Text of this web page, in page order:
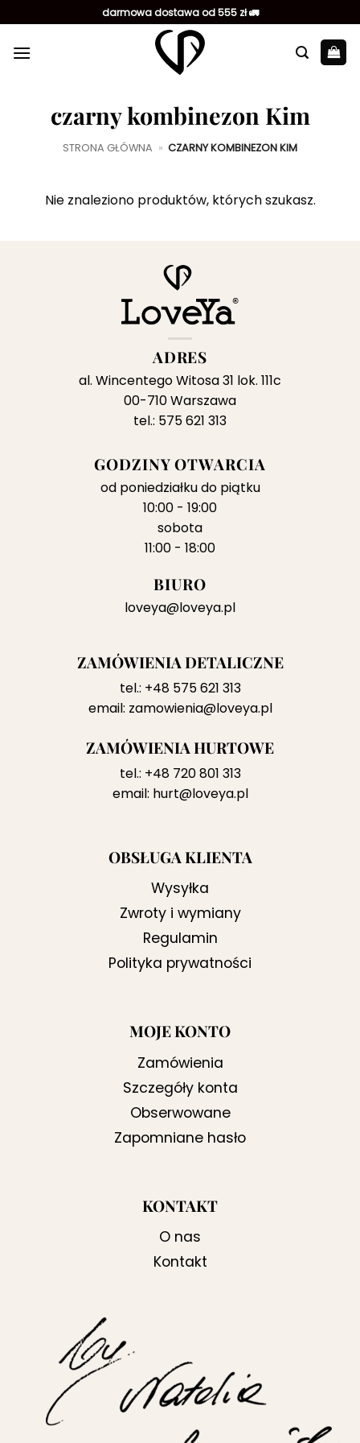
do
zawartości
darmowa dostawa od 555 zł 🚛
czarny kombinezon Kim
STRONA GŁÓWNA » CZARNY KOMBINEZON KIM
Nie znaleziono produktów, których szukasz.
ADRES
al. Wincentego Witosa 31 lok. 111c
00-710 Warszawa
tel.: 575 621 313
GODZINY OTWARCIA
od poniedziałku do piątku
10:00 - 19:00
sobota
11:00 - 18:00
BIURO
loveya@loveya.pl
ZAMÓWIENIA DETALICZNE
tel.: +48 575 621 313
email: zamowienia@loveya.pl
ZAMÓWIENIA HURTOWE
tel.: +48 720 801 313
email: hurt@loveya.pl
OBSŁUGA KLIENTA
Wysyłka
Zwroty i wymiany
Regulamin
Polityka prywatności
MOJE KONTO
Zamówienia
Szczegóły konta
Obserwowane
Zapomniane hasło
KONTAKT
O nas
Kontakt